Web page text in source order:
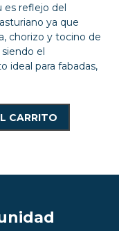
es reflejo del
ya que
chorizo y tocino de
el
ideal para fabadas,
CARRITO